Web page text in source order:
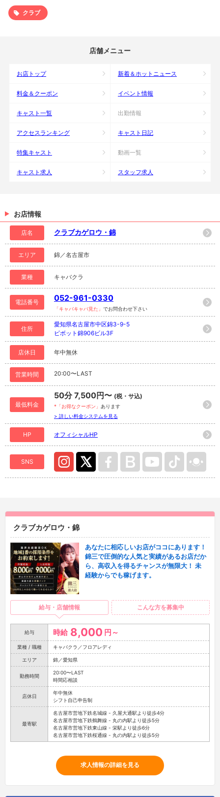
クラブ
店舗メニュー
お店トップ 新着＆ホットニュース
料金＆クーポン イベント情報
キャスト一覧 出勤情報
アクセスランキング キャスト日記
特集キャスト 動画一覧
キャスト求人 スタッフ求人
お店情報
店名 クラブカゲロウ・錦
エリア 錦／名古屋市
業種 キャバクラ
電話番号 052-961-0330
「キャバキャバ見た」 でお問合わせ下さい
住所
愛知県名古屋市中区錦3-9-5
ピボット錦906ビル3F
店休日 年中無休
営業時間 20:00〜LAST
最低料金
50分 7,500円〜 (税・サ込)
*「お得なクーポン」 あります
> 詳しい料金システムを見る
HP オフィシャルHP
SNS
クラブカゲロウ・錦
あなたに相応しいお店がココにあります！
錦三で圧倒的な人気と実績があるお店だか
ら、高収入を得るチャンスが無限大！ 未
経験からでも稼げます。
給与・店舗情報 こんな方を募集中
給与 時給 8,000 円～
業種 / 職種 キャバクラ／フロアレディ
エリア 錦／愛知県
勤務時間
20:00〜LAST
時間応相談
店休日
年中無休
シフト自己申告制
最寄駅
名古屋市営地下鉄名城線 - 久屋大通駅より徒歩4分
名古屋市営地下鉄鶴舞線 - 丸の内駅より徒歩5分
名古屋市営地下鉄東山線 - 栄駅より徒歩6分
名古屋市営地下鉄桜通線 - 丸の内駅より徒歩5分
求人情報の詳細を見る